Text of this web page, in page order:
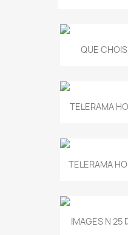
QUE
TELERAMA
TELERAMA
IMAGES N 25